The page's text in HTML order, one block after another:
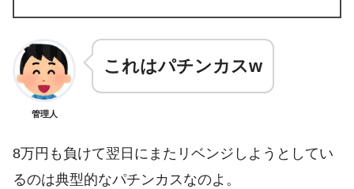
管理人
これはパチンカスw
8万円も負けて翌日にまたリベンジしようとしてい
るのは典型的なパチンカスなのよ。